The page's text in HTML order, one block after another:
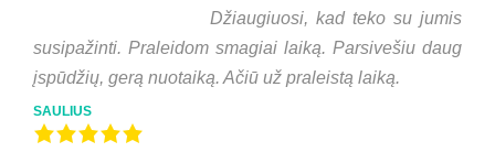
Džiaugiuosi, kad teko su jumis
susipažinti. Praleidom smagiai laiką. Parsivešiu daug
įspūdžių, gerą nuotaiką. Ačiū už praleistą laiką.
SAULIUS